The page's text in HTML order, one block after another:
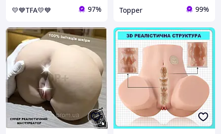
💛💙TFA💛💙 97% Topper 99%